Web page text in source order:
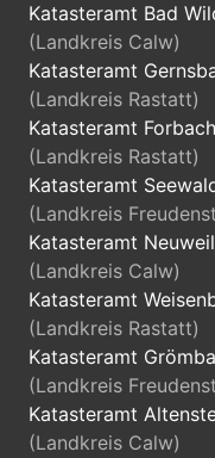
Katasteramt Bad
(Landkreis Calw)
Katasteramt
(Landkreis Rastatt)
Katasteramt Forbach
(Landkreis Rastatt)
Katasteramt
(Landkreis
Katasteramt
(Landkreis Calw)
Katasteramt
(Landkreis Rastatt)
Katasteramt
(Landkreis
Katasteramt
(Landkreis Calw)